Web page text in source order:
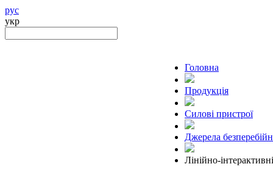
рус
укр
Головна
Продукцiя
Силові пристрої
Джерела
Лінійно-